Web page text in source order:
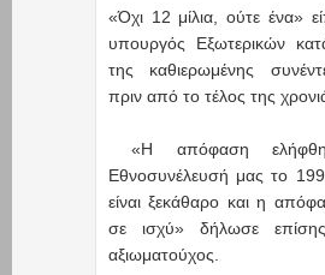
«Όχι 12 μίλια, ούτε ένα»
υπουργός Εξωτερικών
της καθιερωμένης
πριν από το τέλος της
«Η απόφαση
Εθνοσυνέλευσή μας το
είναι ξεκάθαρο και η
σε ισχύ» δήλωσε
αξιωματούχος.